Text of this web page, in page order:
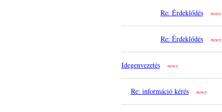
Re: Érdeklődés nowy
Re: Érdeklődés nowy
Idegenvezetés nowy
Re: információ kérés nowy